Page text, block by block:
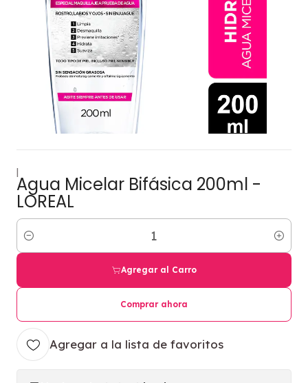
|
Agua Micelar Bifásica 200ml -
LOREAL
Cantidad
Agregar al Carro
Comprar ahora
Agregar a la lista de favoritos